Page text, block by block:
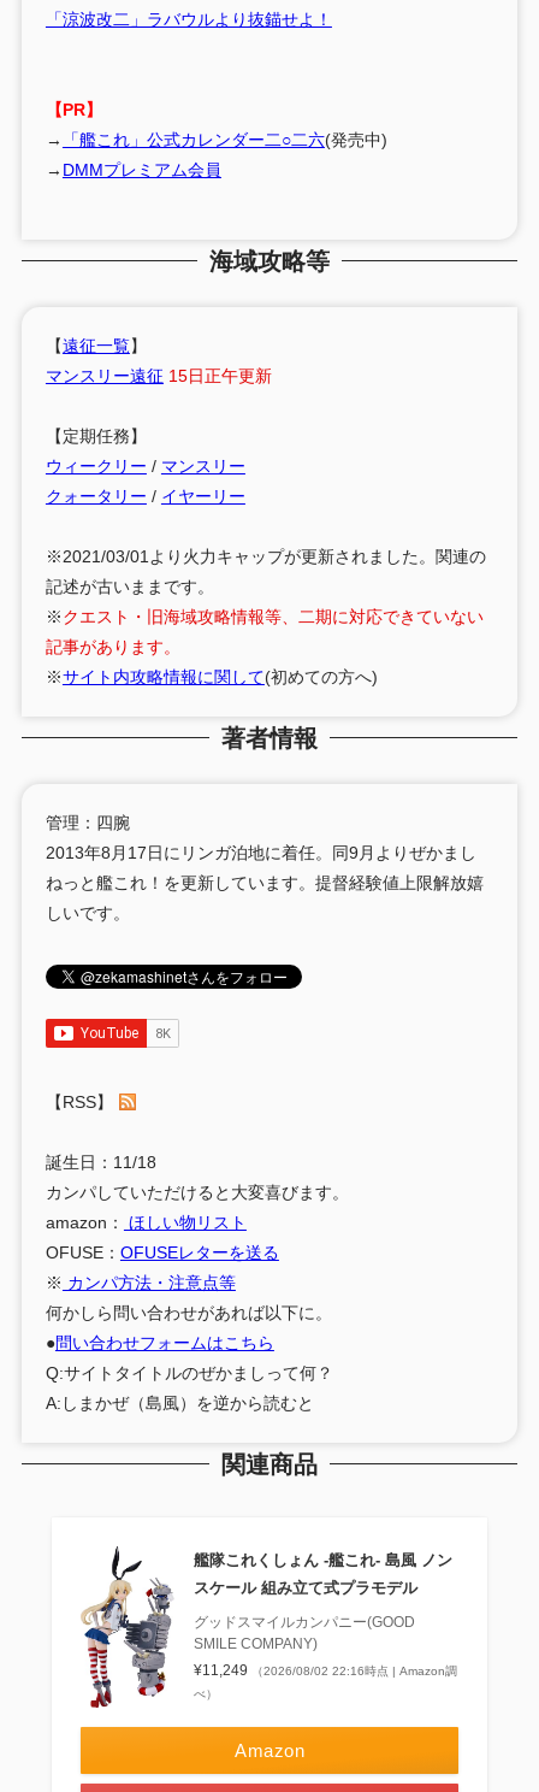
「涼波改二」ラバウルより抜錨せよ！
【PR】
→
「艦これ」公式カレンダー二○二六(発売中)
→ DMMプレミアム会員
海域攻略等
【遠征一覧】
マンスリー遠征 15日正午更新
【定期任務】
ウィークリー / マンスリー
クォータリー / イヤーリー
※2021/03/01より火力キャップが更新されました。関連の
記述が古いままです。
※クエスト・旧海域攻略情報等、二期に対応できていない
記事があります。
※サイト内攻略情報に関して(初めての方へ)
著者情報
管理：四腕
2013年8月17日にリンガ泊地に着任。同9月よりぜかまし
ねっと艦これ！を更新しています。提督経験値上限解放嬉
しいです。
【RSS】
誕生日：11/18
カンパしていただけると大変喜びます。
amazon：
ほしい物リスト
OFUSE： OFUSEレターを送る
※ カンパ方法・注意点等
何かしら問い合わせがあれば以下に。
●問い合わせフォームはこちら
Q:サイトタイトルのぜかましって何？
A:しまかぜ（島風）を逆から読むと
関連商品
艦隊これくしょん ‐艦これ‐ 島風 ノン
スケール 組み立て式プラモデル
グッドスマイルカンパニー(GOOD
SMILE COMPANY)
¥11,249
（2026/08/02 22:16時点 | Amazon調
べ）
Amazon